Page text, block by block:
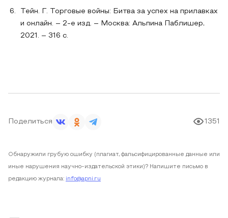
Тейн. Г. Торговые войны: Битва за успех на прилавках
и онлайн. – 2-е изд. – Москва: Альпина Паблишер,
2021. – 316 c.
Поделиться 1351
Обнаружили грубую ошибку (плагиат, фальсифицированные данные или
иные нарушения научно-издательской этики)? Напишите письмо в
редакцию журнала: info@apni.ru